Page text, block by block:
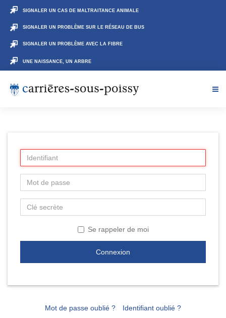
SIGNALER UN CAS DE MALTRAITANCE ANIMALE
SIGNALER UN PROBLÈME SUR LE RÉSEAU DE BUS
SIGNALER UN PROBLÈME AVEC LA FIBRE
UNE NAISSANCE, UN ARBRE
Se rappeler de moi
Connexion
Mot de passe oublié ? Identifiant oublié ?